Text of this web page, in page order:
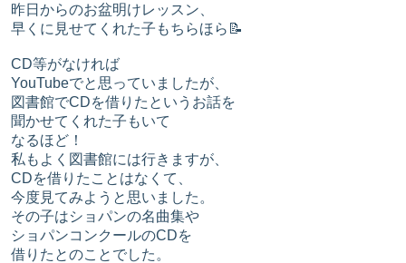
昨日からのお盆明けレッスン、
早くに見せてくれた子もちらほら📝
CD等がなければ
YouTubeでと思っていましたが、
図書館でCDを借りたというお話を
聞かせてくれた子もいて
なるほど！
私もよく図書館には行きますが、
CDを借りたことはなくて、
今度見てみようと思いました。
その子はショパンの名曲集や
ショパンコンクールのCDを
借りたとのことでした。